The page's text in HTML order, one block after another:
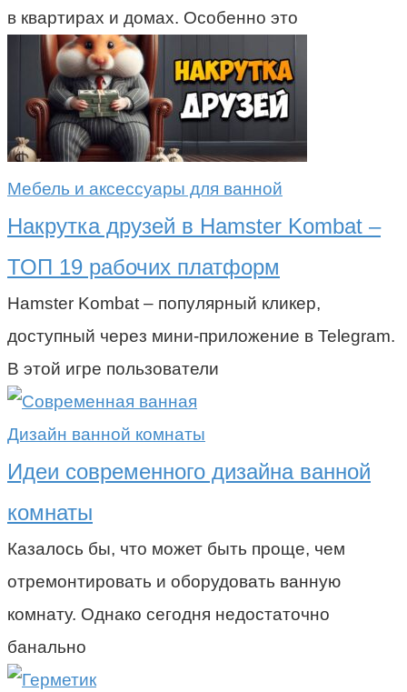
в квартирах и домах. Особенно это
Мебель и аксессуары для ванной
Накрутка друзей в Hamster Kombat –
ТОП 19 рабочих платформ
Hamster Kombat – популярный кликер,
доступный через мини-приложение в Telegram.
В этой игре пользователи
Дизайн ванной комнаты
Идеи современного дизайна ванной
комнаты
Казалось бы, что может быть проще, чем
отремонтировать и оборудовать ванную
комнату. Однако сегодня недостаточно
банально